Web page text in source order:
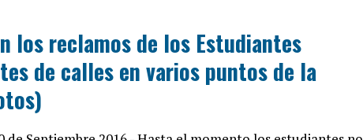
los reclamos de los Estudiantes
de calles en varios puntos de la